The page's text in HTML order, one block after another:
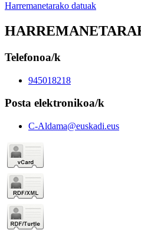
Harremanetarako datuak
Telefonoa/k
945018218
Posta elektronikoa/k
C-Aldama@euskadi.eus